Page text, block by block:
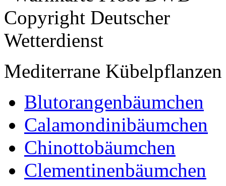
Mediterrane Kübelpflanzen
Blutorangenbäumchen
Calamondinibäumchen
Chinottobäumchen
Clementinenbäumchen